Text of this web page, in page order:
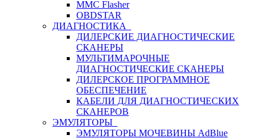
MMC Flasher
OBDSTAR
ДИАГНОСТИКА
ДИЛЕРСКИЕ ДИАГНОСТИЧЕСКИЕ
СКАНЕРЫ
МУЛЬТИМАРОЧНЫЕ
ДИАГНОСТИЧЕСКИЕ СКАНЕРЫ
ДИЛЕРСКОЕ ПРОГРАММНОЕ
ОБЕСПЕЧЕНИЕ
КАБЕЛИ ДЛЯ ДИАГНОСТИЧЕСКИХ
СКАНЕРОВ
ЭМУЛЯТОРЫ
ЭМУЛЯТОРЫ МОЧЕВИНЫ АdBlue